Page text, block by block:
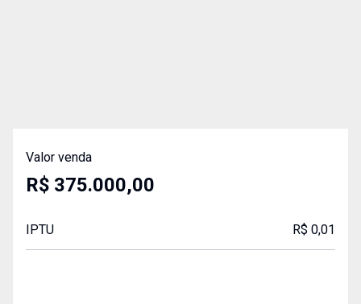
Valor venda
R$ 375.000,00
IPTU R$ 0,01